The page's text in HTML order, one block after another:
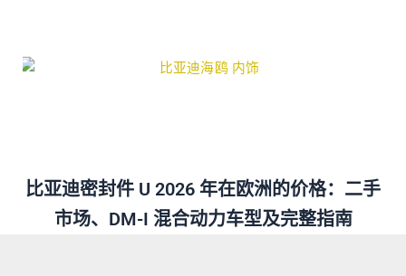
比亚迪密封件 U 2026 年在欧洲的价格：二手
市场、DM-I 混合动力车型及完整指南